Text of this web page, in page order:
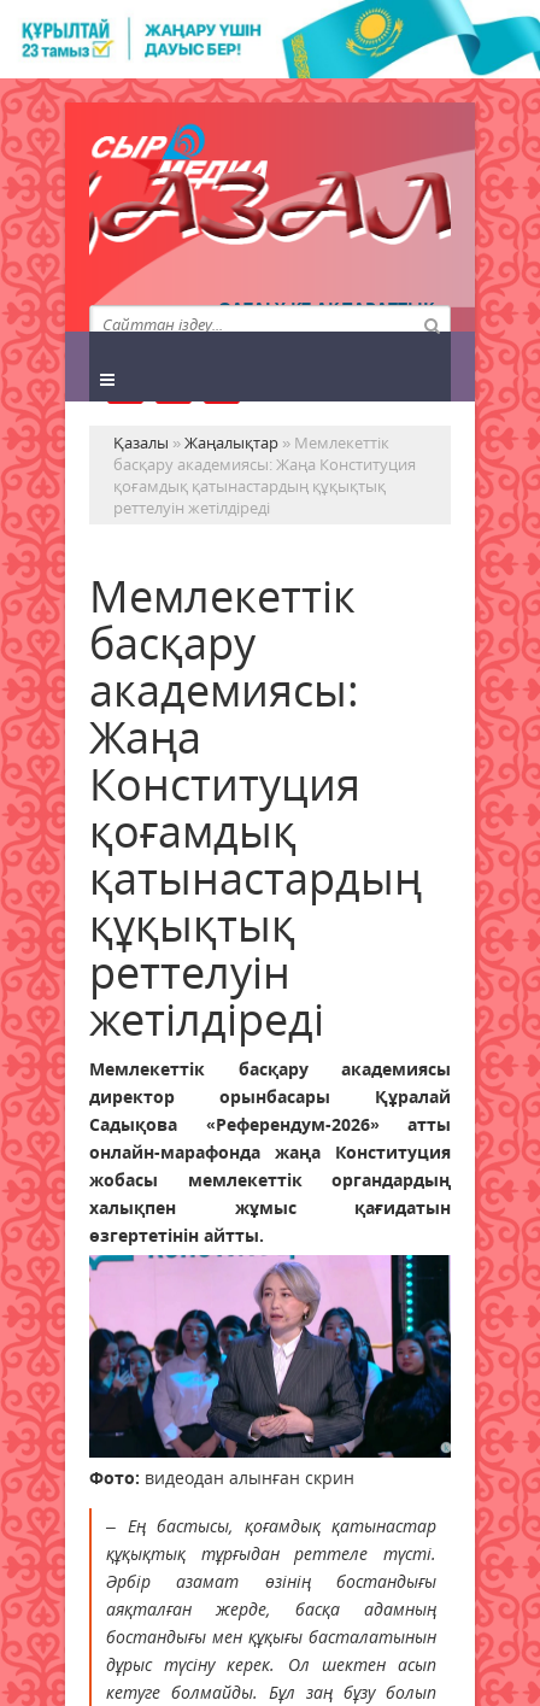
QAZALY.KZ АҚПАРАТТЫҚ
АГЕНТТІГІ
Қазалы »Жаңалықтар » Мемлекеттік
басқару академиясы: Жаңа Конституция
қоғамдық қатынастардың құқықтық
реттелуін жетілдіреді
Мемлекеттік
басқару
академиясы:
Жаңа
Конституция
қоғамдық
қатынастардың
құқықтық
реттелуін
жетілдіреді
Мемлекеттік басқару академиясы
директор орынбасары Құралай
Садықова «Референдум-2026» атты
онлайн-марафонда жаңа Конституция
жобасы мемлекеттік органдардың
халықпен жұмыс қағидатын
өзгертетінін айтты.
Фото: видеодан алынған скрин
– Ең бастысы, қоғамдық қатынастар
құқықтық тұрғыдан реттеле түсті.
Әрбір азамат өзінің бостандығы
аяқталған жерде, басқа адамның
бостандығы мен құқығы басталатынын
дұрыс түсіну керек. Ол шектен асып
кетуге болмайды. Бұл заң бұзу болып